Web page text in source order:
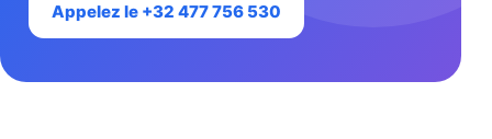
Appelez le +32 477 756 530